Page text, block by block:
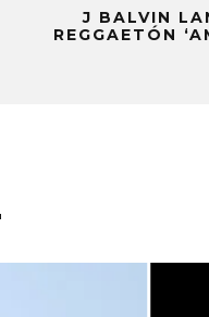
J BALVIN
REGGAETÓN